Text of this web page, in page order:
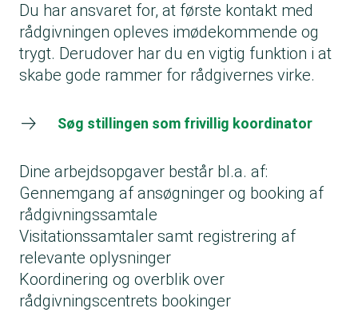
Du har ansvaret for, at første kontakt med
rådgivningen opleves imødekommende og
trygt. Derudover har du en vigtig funktion i at
skabe gode rammer for rådgivernes virke.
Søg stillingen som frivillig koordinator
Dine arbejdsopgaver består bl.a. af:
Gennemgang af ansøgninger og booking af
rådgivningssamtale
Visitationssamtaler samt registrering af
relevante oplysninger
Koordinering og overblik over
rådgivningscentrets bookinger